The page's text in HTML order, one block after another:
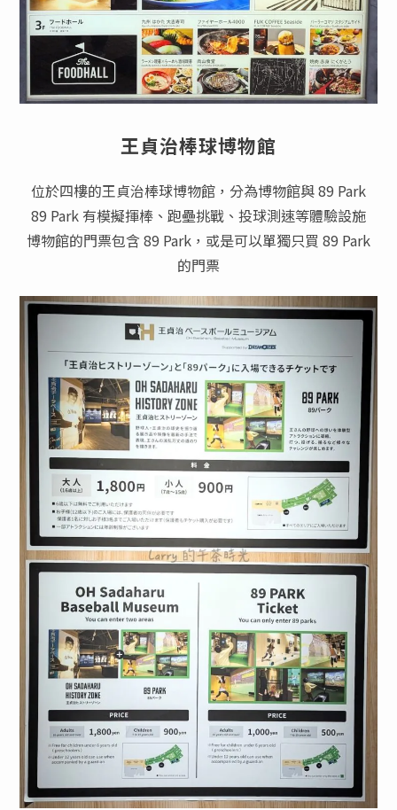
王貞治棒球博物館
位於四樓的王貞治棒球博物館，分為博物館與 89 Park
89 Park 有模擬揮棒、跑壘挑戰、投球測速等體驗設施
博物館的門票包含 89 Park，或是可以單獨只買 89 Park
的門票